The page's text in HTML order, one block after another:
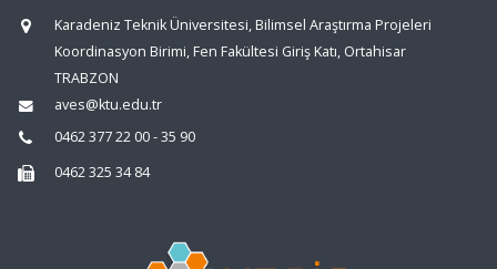
Karadeniz Teknik Üniversitesi, Bilimsel Araştırma Projeleri
Koordinasyon Birimi, Fen Fakültesi Giriş Katı, Ortahisar
TRABZON
aves@ktu.edu.tr
0462 377 22 00 - 35 90
0462 325 34 84